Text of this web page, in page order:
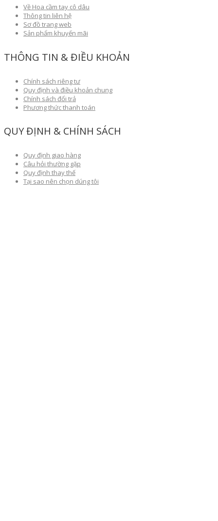
Về Hoa cầm tay cô dâu
Thông tin liên hệ
Sơ đồ trang web
Sản phẩm khuyến mãi
THÔNG TIN & ĐIỀU KHOẢN
Chính sách riêng tư
Quy định và điều khoản chung
Chính sách đổi trả
Phương thức thanh toán
QUY ĐỊNH & CHÍNH SÁCH
Quy định giao hàng
Câu hỏi thường gặp
Quy định thay thế
Tại sao nên chọn dúng tôi